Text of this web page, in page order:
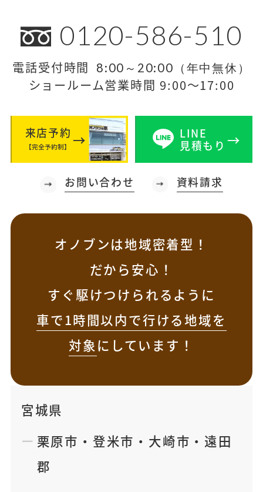
0120-586-510
電話受付時間 8:00～20:00（年中無休）
ショールーム営業時間 9:00～17:00
来店予約
【完全予約制】
LINE
見積もり
お問い合わせ 資料請求
オノブンは地域密着型！
だから安心！
すぐ駆けつけられるように
車で1時間以内で行ける地域を
対象にしています！
宮城県
栗原市 ・ 登米市 ・ 大崎市 ・ 遠田
郡